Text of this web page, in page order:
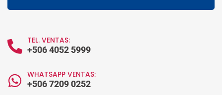
TEL. VENTAS:
+506 4052 5999
WHATSAPP VENTAS:
+506 7209 0252